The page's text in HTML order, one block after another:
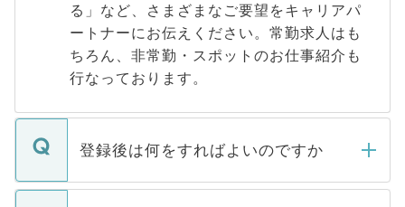
る」など、さまざまなご要望をキャリアパ
ートナーにお伝えください。常勤求人はも
ちろん、非常勤・スポットのお仕事紹介も
行なっております。
登録後は何をすればよいのですか
ご登録いただきましたら、弊社担当者がご